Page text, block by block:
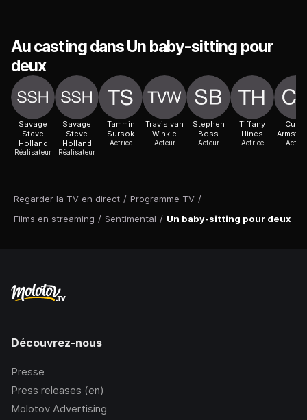
Regarder la TV en direct / Programme TV /
Films en streaming / Sentimental / Un baby-sitting pour deux
Au casting dans Un baby-sitting pour
deux
Savage
Steve
Holland
Réalisateur
Savage
Steve
Holland
Réalisateur
Tammin
Sursok
Actrice
Travis van
Winkle
Acteur
Stephen
Boss
Acteur
Tiffany
Hines
Actrice
Curtis
Acteur
Découvrez-nous
Presse
Press releases (en)
Molotov Advertising